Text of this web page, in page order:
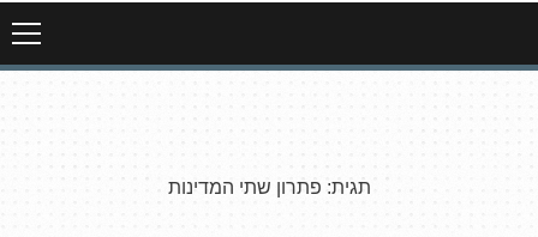
תגית: פתרון שתי המדינות